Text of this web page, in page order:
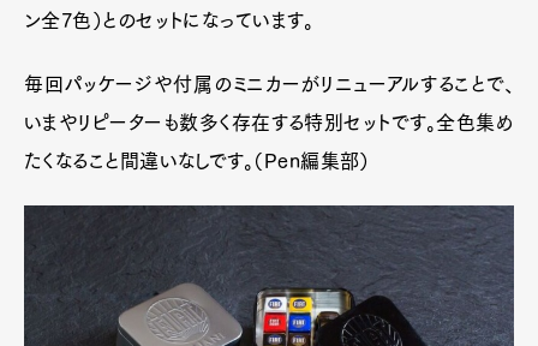
ン全7色）とのセットになっています。
毎回パッケージや付属のミニカーがリニューアルすることで、
いまやリピーターも数多く存在する特別セットです。全色集め
たくなること間違いなしです。（Pen編集部）